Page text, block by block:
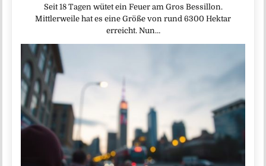
Seit 18 Tagen wütet ein Feuer am Gros Bessillon.
Mittlerweile hat es eine Größe von rund 6300 Hektar
erreicht. Nun…